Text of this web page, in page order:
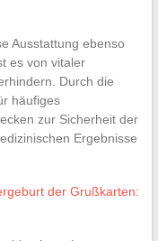
Ausstattung ebenso
es von vitaler
Durch die
häufiges
zur Sicherheit der
Ergebnisse
der Grußkarten: